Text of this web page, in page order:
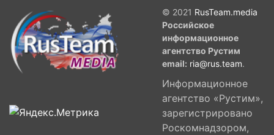
© 2021 RusTeam.media
Российское
информационное
агентство Рустим
email: ria@rus.team.
Информационное
агентство «Рустим»,
зарегистрировано
Роскомнадзором,